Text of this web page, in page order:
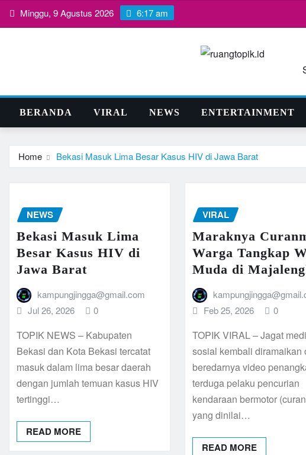
Skip Minggu, 9 Agustus 2026 6:17 am
BERANDA VIRAL NEWS ENTERTAINMENT
Home Bekasi Masuk Lima Besar Kasus HIV di Jawa Barat
NEWS
Bekasi Masuk Lima
Besar Kasus HIV di
Jawa Barat
kampungjingga@gmail.com
Jul 26, 2026
0
TOPIK NEWS – Kabupaten
Bekasi dan Kota Bekasi tercatat
masuk dalam lima besar daerah
dengan jumlah temuan kasus HIV
tertinggi…
READ MORE
VIRAL
Maraknya
Warga Tangkap
Muda di
Feb 25, 2026
0
TOPIK VIRAL – Jagat
sosial kembali diramaikan
beredarnya video
terduga pelaku pencurian
kendaraan bermotor
yang dinilai…
READ MORE